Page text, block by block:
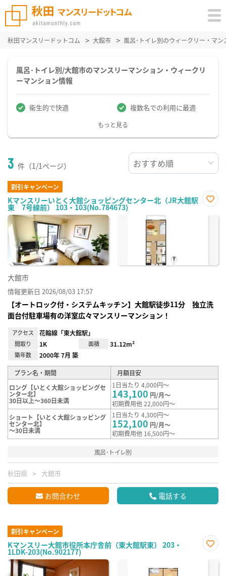
秋田マンスリードットコム 大館市 風呂･トイレ別のウィークリー・マ
風呂･トイレ別/大館市のマンスリーマンション・ウィークリ
ーマンション情報
衛生的で快適 複数名での利用に最適
もっと見る
3 件（1/1ページ）
割引キャンペーン
Kマンスリーいとく大館ショッピングセンター北（JR大館駅
東 7号線前） 103・103(No.784673)
に入
大館市
情報更新日 2026/08/03 17:57
【オートロック付・システムキッチン】大館駅徒歩11分 独立洗
面台付駐車場有の洋室広々マンスリーマンション！
アクセス 花輪線「東大館駅」
間取り 1K 面積 31.12m²
築年数 2000年 7月 築
プラン名・期間
月額目安
ロング【いとく大館ショッピングセ
ンター北】
30日以上～360日未満
1日当たり 4,000円～
143,100 円/月～
初期費用他 22,000円～
ショート【いとく大館ショッピング
センター北】
～30日未満
1日当たり 4,300円～
152,100 円/月～
初期費用他 16,500円～
風呂･トイレ別
秋田県 大館市
お問合わせ 電話する
割引キャンペーン
Kマンスリー大館市役所本庁舎前（東大館駅東） 203・
1LDK-203(No.902177)
に入